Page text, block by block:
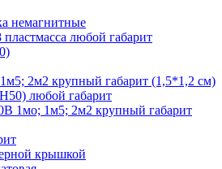
немагнитные
любой габарит
2м2 крупный габарит (1,5*1,2 см)
любой габарит
1мо; 1м5; 2м2 крупный габарит
крышкой